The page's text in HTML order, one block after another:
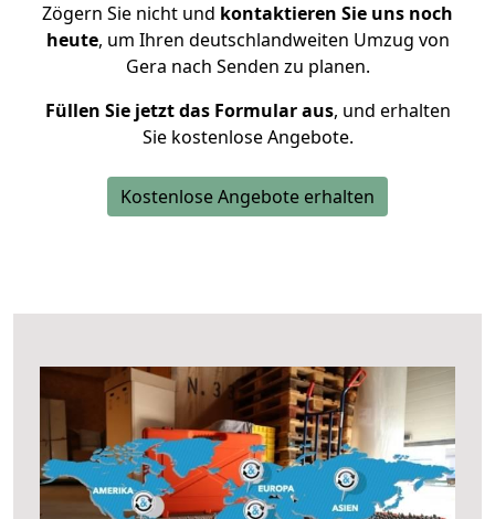
Zögern Sie nicht und kontaktieren Sie uns noch
heute, um Ihren deutschlandweiten Umzug von
Gera nach Senden zu planen.
Füllen Sie jetzt das Formular aus, und erhalten
Sie kostenlose Angebote.
Kostenlose Angebote erhalten